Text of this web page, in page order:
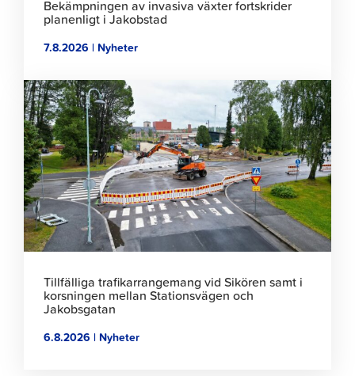
Bekämpningen av invasiva växter fortskrider
planenligt i Jakobstad
7.8.2026 | Nyheter
Klicka
för
att
läsa
artikeln
Tillfälliga trafikarrangemang vid Sikören samt i
korsningen mellan Stationsvägen och
Jakobsgatan
6.8.2026 | Nyheter